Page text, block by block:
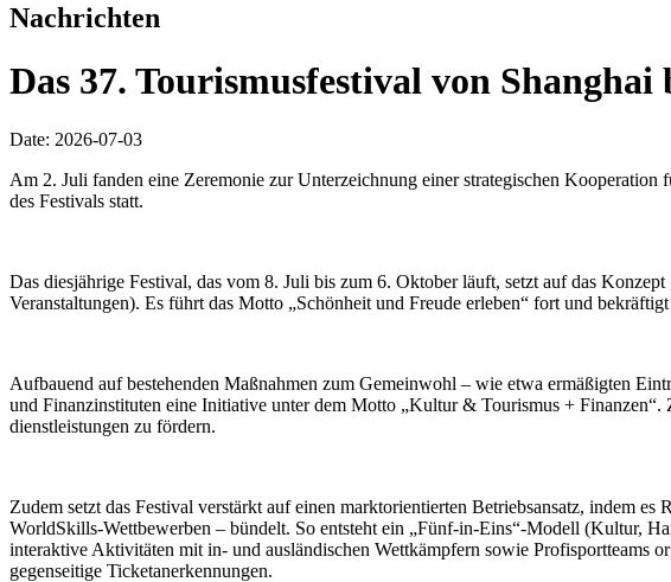
Nachrichten
Das 37. Tourismusfestival von
Date: 2026-07-03
Am 2. Juli fanden eine Zeremonie zur Unterzeichnung einer strategischen
des Festivals statt.
Das diesjährige Festival, das vom 8. Juli bis zum 6. Oktober läuft, setzt auf das
Veranstaltungen). Es führt das Motto „Schönheit und Freude erleben“ fort und
Aufbauend auf bestehenden Maßnahmen zum Gemeinwohl – wie etwa ermäßigten
und Finanzinstituten eine Initiative unter dem Motto „Kultur & Tourismus +
dienstleistungen zu fördern.
Zudem setzt das Festival verstärkt auf einen marktorientierten Betriebsansatz, indem
WorldSkills-Wettbewerben – bündelt. So entsteht ein „Fünf-in-Eins“-Modell (Kultur,
interaktive Aktivitäten mit in- und ausländischen Wettkämpfern sowie Profisportteams
gegenseitige Ticketanerkennungen.